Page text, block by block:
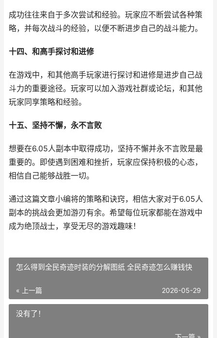
成功往往来自于多次尝试和经验。玩家应不断尝试各种策
略，并每次战斗的经验，以便不断进步自己的战斗能力。
十四、和高手探讨和进修
在游戏中，和其他高手玩家进行探讨和进修是进步自己战
斗力的重要途径。玩家可以加入游戏社群或论坛，和其他
玩家同享策略和经验。
十五、坚持不懈，永不言败
想要在6.05人副本中取得成功，坚持不懈并永不言败是最
重要的。即使遇到困难和挫折，玩家应保持积极的心态，
相信自己能够战胜一切。
通过这篇文章小编将的策略和诀窍，相信大家对于6.05人
副本的挑战会更加游刃有余。希望每位玩家都能在游戏中
成为绝顶战士，享受无尽的游戏趣味！
怎么得到全民奇迹时装的分解图纸 全民奇迹怎么赚钱快
« 上一篇 2026-05-29
没有了！